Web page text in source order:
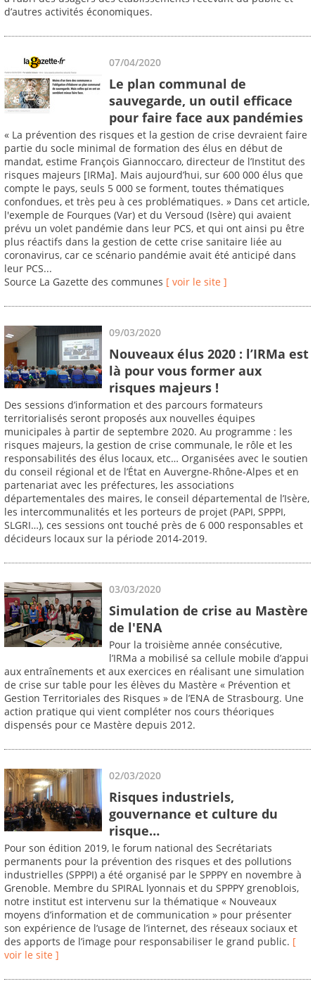
d’autres activités économiques.
07/04/2020
Le plan communal de
sauvegarde, un outil efficace
pour faire face aux pandémies
« La prévention des risques et la gestion de crise devraient faire
partie du socle minimal de formation des élus en début de
mandat, estime François Giannoccaro, directeur de l’Institut des
risques majeurs [IRMa]. Mais aujourd’hui, sur 600 000 élus que
compte le pays, seuls 5 000 se forment, toutes thématiques
confondues, et très peu à ces problématiques. » Dans cet article,
l'exemple de Fourques (Var) et du Versoud (Isère) qui avaient
prévu un volet pandémie dans leur PCS, et qui ont ainsi pu être
plus réactifs dans la gestion de cette crise sanitaire liée au
coronavirus, car ce scénario pandémie avait été anticipé dans
leur PCS...
Source La Gazette des communes [ voir le site ]
09/03/2020
Nouveaux élus 2020 : l’IRMa est
là pour vous former aux
risques majeurs !
Des sessions d’information et des parcours formateurs
territorialisés seront proposés aux nouvelles équipes
municipales à partir de septembre 2020. Au programme : les
risques majeurs, la gestion de crise communale, le rôle et les
responsabilités des élus locaux, etc… Organisées avec le soutien
du conseil régional et de l’État en Auvergne-Rhône-Alpes et en
partenariat avec les préfectures, les associations
départementales des maires, le conseil départemental de l’Isère,
les intercommunalités et les porteurs de projet (PAPI, SPPPI,
SLGRI…), ces sessions ont touché près de 6 000 responsables et
décideurs locaux sur la période 2014-2019.
03/03/2020
Simulation de crise au Mastère
de l'ENA
Pour la troisième année consécutive,
l’IRMa a mobilisé sa cellule mobile d’appui
aux entraînements et aux exercices en réalisant une simulation
de crise sur table pour les élèves du Mastère « Prévention et
Gestion Territoriales des Risques » de l’ENA de Strasbourg. Une
action pratique qui vient compléter nos cours théoriques
dispensés pour ce Mastère depuis 2012.
02/03/2020
Risques industriels,
gouvernance et culture du
risque…
Pour son édition 2019, le forum national des Secrétariats
permanents pour la prévention des risques et des pollutions
industrielles (SPPPI) a été organisé par le SPPPY en novembre à
Grenoble. Membre du SPIRAL lyonnais et du SPPPY grenoblois,
notre institut est intervenu sur la thématique « Nouveaux
moyens d’information et de communication » pour présenter
son expérience de l’usage de l’internet, des réseaux sociaux et
des apports de l’image pour responsabiliser le grand public. [
voir le site ]